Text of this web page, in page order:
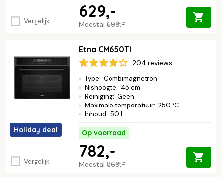
Vergelijk Meestal 699,-
629,-
Holiday deal
Vergelijk
Etna CM650TI
204 reviews
Type: Combimagnetron
Nishoogte: 45 cm
Reiniging: Geen
Maximale temperatuur: 250 °C
Inhoud: 50 l
Op voorraad
Meestal 869,-
782,-